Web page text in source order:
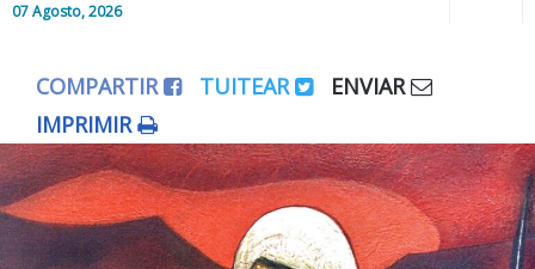
07 Agosto, 2026
Editorial
Nacional
Colaboradores
COMPARTIR TUITEAR
ENVIAR
IMPRIMIR